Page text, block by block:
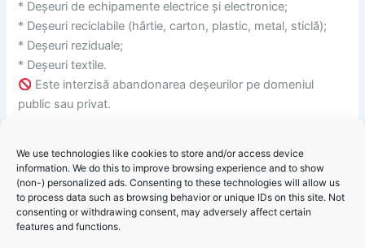
We use technologies like cookies to store and/or access device
information. We do this to improve browsing experience and to show
(non-) personalized ads. Consenting to these technologies will allow us
to process data such as browsing behavior or unique IDs on this site. Not
consenting or withdrawing consent, may adversely affect certain
features and functions.
* Deșeuri de echipamente electrice și electronice;
* Deșeuri reciclabile (hârtie, carton, plastic, metal, sticlă);
* Deșeuri reziduale;
* Deșeuri textile.
Este interzisă abandonarea deșeurilor pe domeniul
public sau privat.
telefon: 0723 372 163.
Informare Polaris – Amplasmente bene Locațiile pentru
amplasarea benelor în perioada 12-18 august 2024